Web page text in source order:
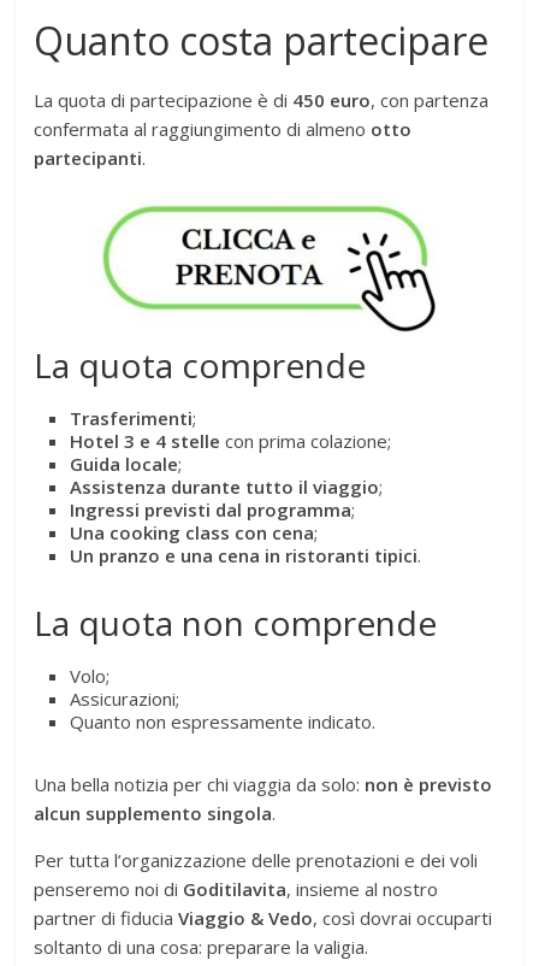
Quanto costa partecipare
La quota di partecipazione è di 450 euro, con partenza
confermata al raggiungimento di almeno otto
partecipanti.
La quota comprende
Trasferimenti;
Hotel 3 e 4 stelle con prima colazione;
Guida locale;
Assistenza durante tutto il viaggio;
Ingressi previsti dal programma;
Una cooking class con cena;
Un pranzo e una cena in ristoranti tipici.
La quota non comprende
Volo;
Assicurazioni;
Quanto non espressamente indicato.
Una bella notizia per chi viaggia da solo: non è previsto
alcun supplemento singola.
Per tutta l’organizzazione delle prenotazioni e dei voli
penseremo noi di Goditilavita, insieme al nostro
partner di fiduciaViaggio & Vedo, così dovrai occuparti
soltanto di una cosa: preparare la valigia.